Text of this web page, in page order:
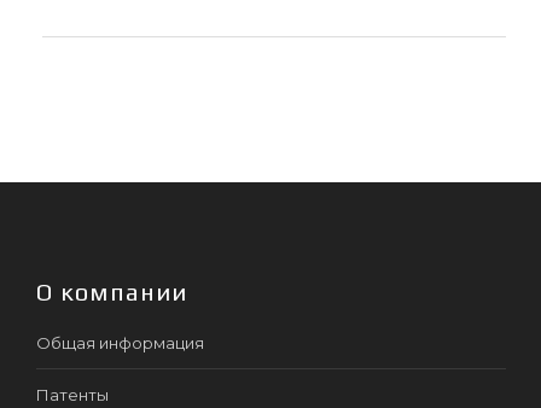
О компании
Общая информация
Патенты